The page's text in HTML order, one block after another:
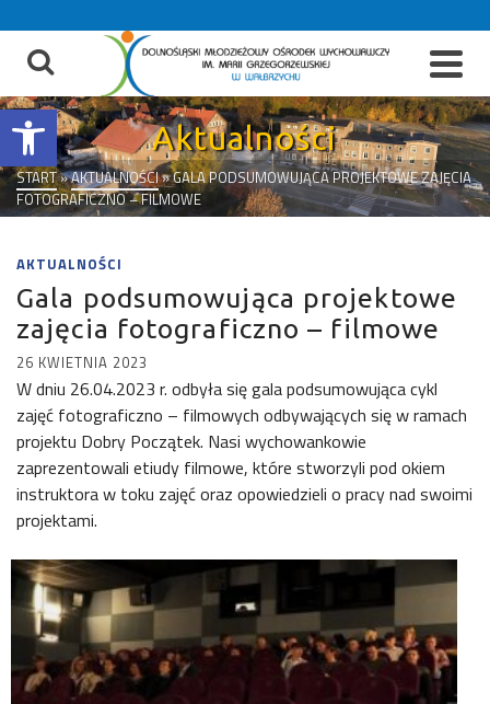
Otwórz pasek narzędzi
treści
Aktualności
START»AKTUALNOŚCI»GALA PODSUMOWUJĄCA PROJEKTOWE ZAJĘCIA
FOTOGRAFICZNO – FILMOWE
AKTUALNOŚCI
Gala podsumowująca projektowe
zajęcia fotograficzno – filmowe
26 KWIETNIA 2023
W dniu 26.04.2023 r. odbyła się gala podsumowująca cykl
zajęć fotograficzno – filmowych odbywających się w ramach
projektu Dobry Początek. Nasi wychowankowie
zaprezentowali etiudy filmowe, które stworzyli pod okiem
instruktora w toku zajęć oraz opowiedzieli o pracy nad swoimi
projektami.